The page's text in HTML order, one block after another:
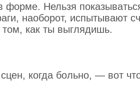
форме. Нельзя
наоборот, испытывают
как ты выглядишь.
когда больно, — вот